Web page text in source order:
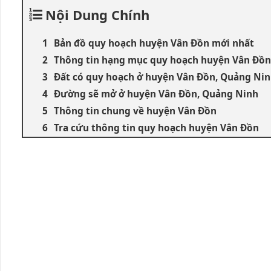
Nội Dung Chính
Bản đồ quy hoạch huyện Vân Đồn mới nhất
Thông tin hạng mục quy hoạch huyện Vân Đồn
Đất có quy hoạch ở huyện Vân Đồn, Quảng
Đường sẽ mở ở huyện Vân Đồn, Quảng Ninh
Thông tin chung về huyện Vân Đồn
Tra cứu thông tin quy hoạch huyện Vân Đồn